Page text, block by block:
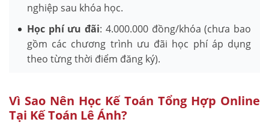
nghiệp sau khóa học.
Học phí ưu đãi: 4.000.000 đồng/khóa (chưa bao
gồm các chương trình ưu đãi học phí áp dụng
theo từng thời điểm đăng ký).
Vì Sao Nên Học Kế Toán Tổng Hợp Online
Tại Kế Toán Lê Ánh?